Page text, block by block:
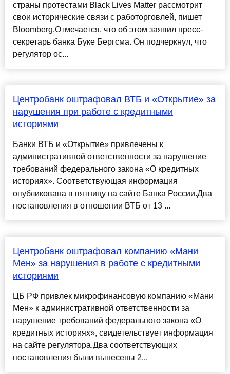
страны протестами Black Lives Matter рассмотрит
свои исторические связи с работорговлей, пишет
Bloomberg.Отмечается, что об этом заявил пресс-
секретарь банка Буке Бергсма. Он подчеркнул, что
регулятор ос...
Центробанк оштрафовал ВТБ и «Открытие» за
нарушения при работе с кредитными
историями
Банки ВТБ и «Открытие» привлечены к
административной ответственности за нарушение
требований федерального закона «О кредитных
историях». Соответствующая информация
опубликована в пятницу на сайте Банка России.Два
постановления в отношении ВТБ от 13 ...
Центробанк оштрафовал компанию «Мани
Мен» за нарушения в работе с кредитными
историями
ЦБ РФ привлек микрофинансовую компанию «Мани
Мен» к административной ответственности за
нарушение требований федерального закона «О
кредитных историях», свидетельствует информация
на сайте регулятора.Два соответствующих
постановления были вынесены 2...